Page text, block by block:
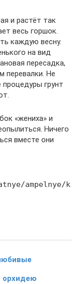
и растёт так
весь горшок.
каждую весну.
на вид
пересадка,
перевалки. Не
грунт
«жениха» и
Ничего
вместе они
ampelnye/k
орхидею